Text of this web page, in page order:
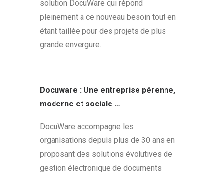
solution DocuWare qui répond
pleinement à ce nouveau besoin tout en
étant taillée pour des projets de plus
grande envergure.
Docuware : Une entreprise pérenne,
moderne et sociale …
DocuWare accompagne les
organisations depuis plus de 30 ans en
proposant des solutions évolutives de
gestion électronique de documents